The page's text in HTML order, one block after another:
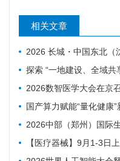
相关文章
2026 长城・中国东北（沈阳）国际口腔
探索 “一地建设、全域共享” 新范式 —— 聚焦数智
2026数智医学大会在京召开：
国产算力赋能“量化健康”新赛
2026中部（郑州）国际生物发
【医疗器械】9月1-3日上海